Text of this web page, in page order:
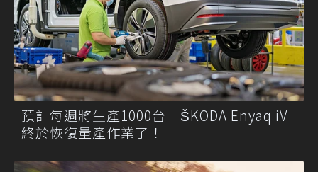
預計每週將生產1000台 ŠKODA Enyaq iV
終於恢復量產作業了！